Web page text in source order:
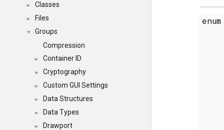
► Classes
► Files
▼
Groups
Compression
► Container ID
► Cryptography
► Custom GUI Settings
► Data Structures
► Data Types
► Drawport